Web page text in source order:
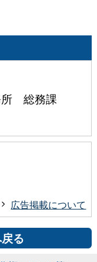
所 総務課
広告掲載について
る